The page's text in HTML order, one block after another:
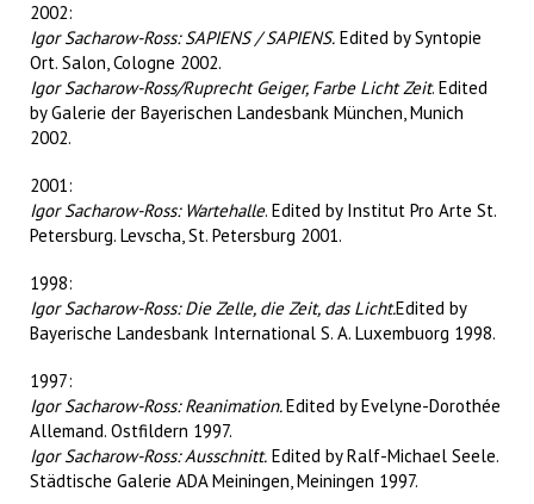
2002:
Igor Sacharow-Ross: SAPIENS / SAPIENS. Edited by Syntopie
Ort. Salon, Cologne 2002.
Igor Sacharow-Ross/Ruprecht Geiger, Farbe Licht Zeit. Edited
by Galerie der Bayerischen Landesbank München, Munich
2002.
2001:
Igor Sacharow-Ross: Wartehalle. Edited by Institut Pro Arte St.
Petersburg. Levscha, St. Petersburg 2001.
1998:
Igor Sacharow-Ross: Die Zelle, die Zeit, das Licht.Edited by
Bayerische Landesbank International S. A. Luxembuorg 1998.
1997:
Igor Sacharow-Ross: Reanimation.Edited by Evelyne-Dorothée
Allemand. Ostfildern 1997.
Igor Sacharow-Ross: Ausschnitt. Edited by Ralf-Michael Seele.
Städtische Galerie ADA Meiningen, Meiningen 1997.